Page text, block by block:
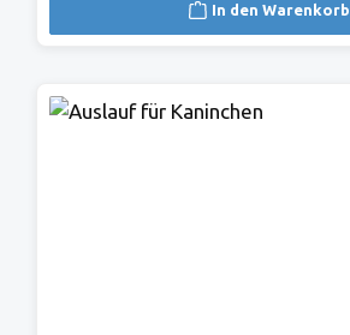
In den Warenkorb